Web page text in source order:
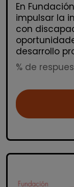
En
impulsar la
con
desarrollo
% de